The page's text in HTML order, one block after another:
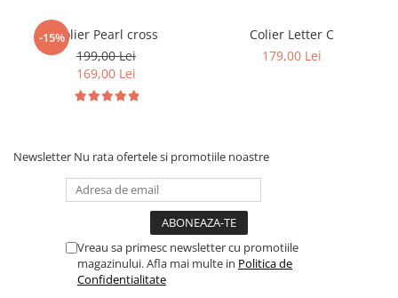
-15%Colier Pearl cross
199,00 Lei
169,00 Lei
Colier Letter C
179,00 Lei
Newsletter Nu rata ofertele si promotiile noastre
Vreau sa primesc newsletter cu promotiile
magazinului. Afla mai multe in Politica de
Confidentialitate